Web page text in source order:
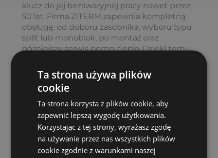
klucz do jej bezawaryjnej pracy nawet przez
50 lat. Firma ZITERM zapewnia kompletną
obsługę: od doboru zasobnika, wyboru typu
split lub monoblok, po montaż oraz
późniejszy serwis pomp ciepła. Dzięki temu
efektywnością energetyczną, a koszty
eksploatacji pozostają niskie.
Zespół specjalistów ZITERM dba również o
prawidłową regulację pracy urządzenia, co
wpływa na niższe rachunki za energię
elektryczną i wydłuża żywotność całego
systemu. Serwis obejmuje kontrolę czynnika
Ta strona używa plików
cookie
Ta strona korzysta z plików cookie, aby
zapewnić lepszą wygodę użytkowania.
Korzystając z tej strony, wyrażasz zgodę
na używanie przez nas wszystkich plików
cookie zgodnie z warunkami naszej